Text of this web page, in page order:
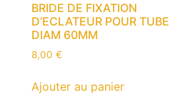
BRIDE DE FIXATION
D’ECLATEUR POUR TUBE
DIAM 60MM
8,00 €
Ajouter au panier